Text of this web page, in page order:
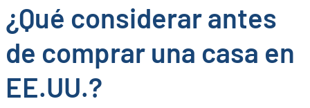
¿Qué considerar antes
de comprar una casa en
EE.UU.?